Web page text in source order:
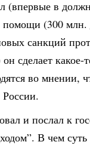
(впервые в
помощи (300 млн.
санкций
сделает
во мнении,
и послал к
В чем